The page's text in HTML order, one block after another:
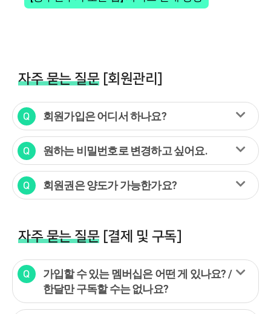
자주 묻는 질문[회원관리]
회원가입은 어디서 하나요?
원하는 비밀번호로 변경하고 싶어요.
회원권은 양도가 가능한가요?
자주 묻는 질문[결제 및 구독]
가입할 수 있는 멤버십은 어떤 게 있나요? /
한달만 구독할 수는 없나요?